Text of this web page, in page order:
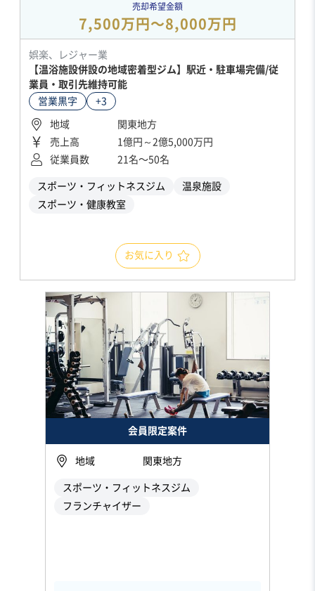
売却希望金額
7,500万円〜8,000万円
娯楽、レジャー業
【温浴施設併設の地域密着型ジム】駅近・駐車場完備/従
業員・取引先維持可能
営業黒字
+3
地域
関東地方
売上高
1億円～2億5,000万円
従業員数
21名〜50名
スポーツ・フィットネスジム
温泉施設
スポーツ・健康教室
お気に入り
会員限定案件
地域 関東地方
スポーツ・フィットネスジム
フランチャイザー